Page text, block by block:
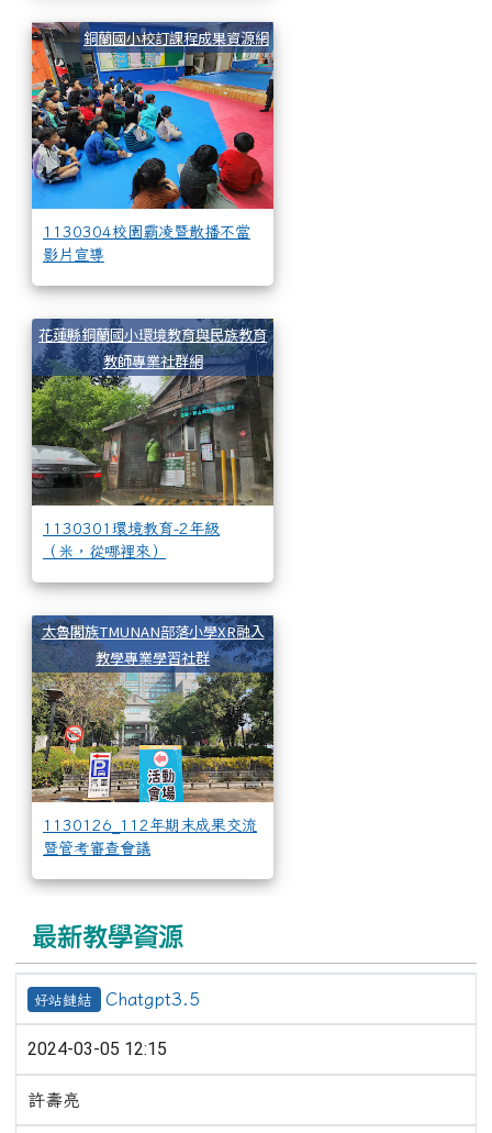
銅蘭國小校訂課程成果資源網1130304校園霸凌暨散播不
1130304校園霸凌暨散播不當
影片宣導
花蓮縣銅蘭國小環境教育與民族教育
教師專業社群網
1130301環境教育-2年級（
1130301環境教育-2年級
（米，從哪裡來）
太魯閣族TMUNAN部落小學XR融入
教學專業學習社群
1130126_112年期末成果
1130126_112年期末成果交流
暨管考審查會議
最新教學資源
好站鏈結 Chatgpt3.5
2024-03-05 12:15
許壽亮